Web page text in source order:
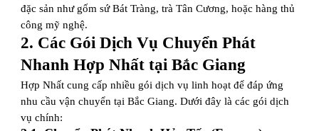
đặc sản như gốm sứ Bát Tràng, trà Tân Cương, hoặc hàng thủ
công mỹ nghệ.
2. Các Gói Dịch Vụ Chuyển Phát
Nhanh Hợp Nhất tại Bắc Giang
Hợp Nhất cung cấp nhiều gói dịch vụ linh hoạt để đáp ứng
nhu cầu vận chuyển tại Bắc Giang. Dưới đây là các gói dịch
vụ chính: